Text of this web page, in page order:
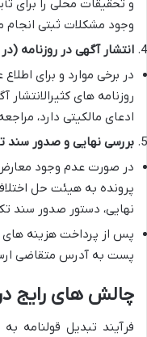
و تحقیقات محلی را برای
وجود مشکلات ثبتی انجام
انتشار آگهی در روزنامه
در برخی موارد و برای
روزنامه های
ادعای مالکیتی دارد،
بررسی نهایی و صدور سند
در صورت عدم وجود معارض
پرونده به هیئت حل
نهایی، دستور صدور سند
پس از پرداخت هزینه های
پست به آدرس متقاضی
چالش های رایج
فرآیند تبدیل قولنامه